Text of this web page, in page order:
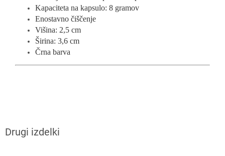
Kapaciteta na kapsulo: 8 gramov
Enostavno čiščenje
Višina: 2,5 cm
Širina: 3,6 cm
Črna barva